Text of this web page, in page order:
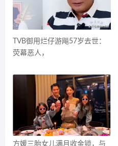
TVB御用烂仔游飚57岁去世：
荧幕恶人，
方媛三胎女儿满月收金锁，与